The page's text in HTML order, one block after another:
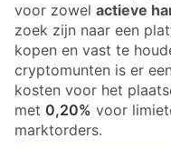
voor zowel actieve
zoek zijn naar een
kopen en vast te
cryptomunten is er
kosten voor het
met 0,20% voor
marktorders.